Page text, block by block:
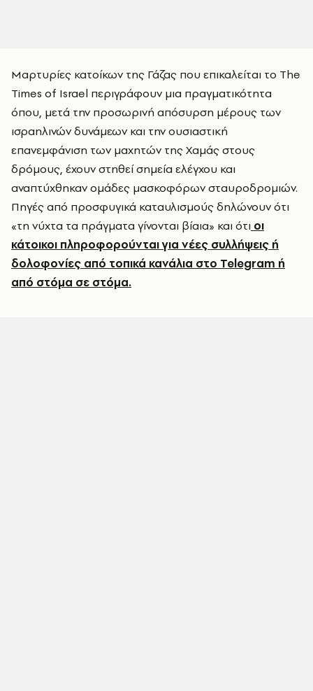
Μαρτυρίες κατοίκων της Γάζας που επικαλείται το The
Times of Israel περιγράφουν μια πραγματικότητα
όπου, μετά την προσωρινή απόσυρση μέρους των
ισραηλινών δυνάμεων και την ουσιαστική
επανεμφάνιση των μαχητών της Χαμάς στους
δρόμους, έχουν στηθεί σημεία ελέγχου και
αναπτύχθηκαν ομάδες μασκοφόρων σταυροδρομιών.
Πηγές από προσφυγικά καταυλισμούς δηλώνουν ότι
«τη νύχτα τα πράγματα γίνονται βίαια» και ότι οι
κάτοικοι πληροφορούνται για νέες συλλήψεις ή
δολοφονίες από τοπικά κανάλια στο Telegram ή
από στόμα σε στόμα.